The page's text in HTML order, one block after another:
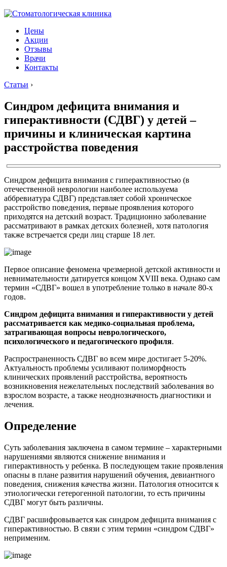
Цены
Акции
Отзывы
Врачи
Контакты
Статьи ›
Cиндром дефицита внимания и
гиперактивности (СДВГ) у детей –
причины и клиническая картина
расстройства поведения
Синдром дефицита внимания с гиперактивностью (в
отечественной неврологии наиболее используема
аббревиатура СДВГ) представляет собой хроническое
расстройство поведения, первые проявления которого
приходятся на детский возраст. Традиционно заболевание
рассматривают в рамках детских болезней, хотя патология
также встречается среди лиц старше 18 лет.
Первое описание феномена чрезмерной детской активности и
невнимательности датируется концом XVIII века. Однако сам
термин «СДВГ» вошел в употребление только в начале 80-х
годов.
Синдром дефицита внимания и гиперактивности у детей
рассматривается как медико-социальная проблема,
затрагивающая вопросы неврологического,
психологического и педагогического профиля.
Распространенность СДВГ во всем мире достигает 5-20%.
Актуальность проблемы усиливают полиморфность
клинических проявлений расстройства, вероятность
возникновения нежелательных последствий заболевания во
взрослом возрасте, а также неоднозначность диагностики и
лечения.
Определение
Суть заболевания заключена в самом термине – характерными
нарушениями являются снижение внимания и
гиперактивность у ребенка. В последующем такие проявления
опасны в плане развития нарушений обучения, девиантного
поведения, снижения качества жизни. Патология относится к
этиологически гетерогенной патологии, то есть причины
СДВГ могут быть различны.
СДВГ расшифровывается как синдром дефицита внимания с
гиперактивностью. В связи с этим термин «синдром СДВГ»
неприменим.